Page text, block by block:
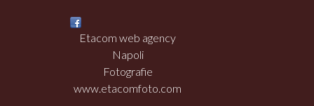
Etacom web agency
Napoli
Fotografie
www.etacomfoto.com